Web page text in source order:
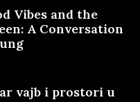
Vibes and the
A Conversation
vajb i prostori u